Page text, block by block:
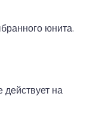
юнита.
на